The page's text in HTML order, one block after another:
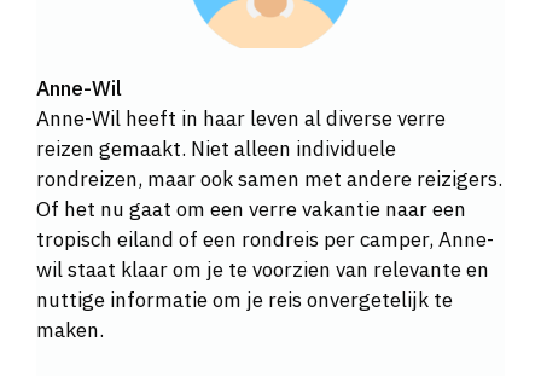
Anne-Wil
Anne-Wil heeft in haar leven al diverse verre
reizen gemaakt. Niet alleen individuele
rondreizen, maar ook samen met andere reizigers.
Of het nu gaat om een verre vakantie naar een
tropisch eiland of een rondreis per camper, Anne-
wil staat klaar om je te voorzien van relevante en
nuttige informatie om je reis onvergetelijk te
maken.